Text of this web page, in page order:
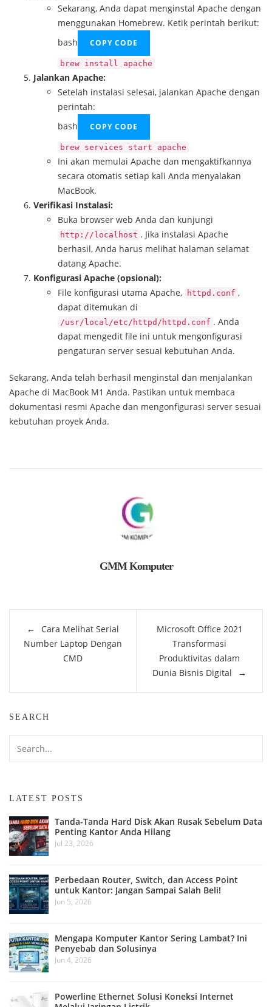
Sekarang, Anda dapat menginstal Apache dengan
menggunakan Homebrew. Ketik perintah berikut:
bash
COPY CODE
brew install apache
Jalankan Apache:
Setelah instalasi selesai, jalankan Apache dengan
perintah:
bash
COPY CODE
brew services start apache
Ini akan memulai Apache dan mengaktifkannya
secara otomatis setiap kali Anda menyalakan
MacBook.
Verifikasi Instalasi:
Buka browser web Anda dan kunjungi
http://localhost . Jika instalasi Apache
berhasil, Anda harus melihat halaman selamat
datang Apache.
Konfigurasi Apache (opsional):
File konfigurasi utama Apache,
httpd.conf ,
dapat ditemukan di
/usr/local/etc/httpd/httpd.conf . Anda
dapat mengedit file ini untuk mengonfigurasi
pengaturan server sesuai kebutuhan Anda.
Sekarang, Anda telah berhasil menginstal dan menjalankan
Apache di MacBook M1 Anda. Pastikan untuk membaca
dokumentasi resmi Apache dan mengonfigurasi server sesuai
kebutuhan proyek Anda.
GMM Komputer
navigation
Cara Melihat Serial
Number Laptop Dengan
CMD
Microsoft Office 2021
Transformasi
Produktivitas dalam
Dunia Bisnis Digital
SEARCH
LATEST POSTS
Tanda-Tanda Hard Disk Akan Rusak Sebelum Data
Penting Kantor Anda Hilang
Jul 23, 2026
Perbedaan Router, Switch, dan Access Point
untuk Kantor: Jangan Sampai Salah Beli!
Jun 5, 2026
Mengapa Komputer Kantor Sering Lambat? Ini
Penyebab dan Solusinya
Jun 4, 2026
Powerline Ethernet Solusi Koneksi Internet